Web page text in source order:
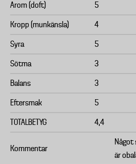
Arom (doft) 5
Kropp (munkänsla) 4
Syra 5
Sötma 3
Balans 3
Eftersmak 5
TOTALBETYG 4,4
Kommentar
är